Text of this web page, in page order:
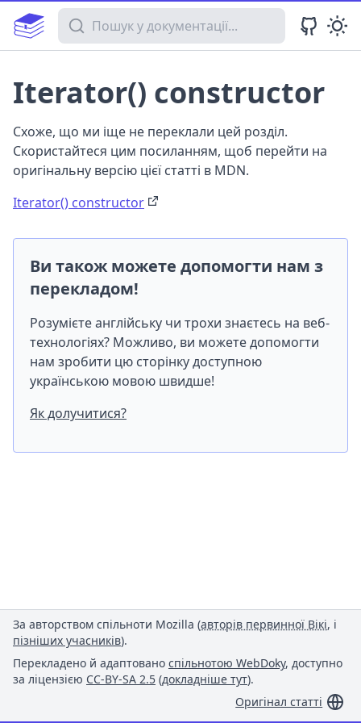
Пошук у документації
Iterator() constructor
Схоже, що ми іще не переклали цей розділ.
Скористайтеся цим посиланням, щоб перейти на
оригінальну версію цієї статті в MDN.
Iterator() constructor
Ви також можете допомогти нам з
перекладом!
Розумієте англійську чи трохи знаєтесь на веб-
технологіях? Можливо, ви можете допомогти
нам зробити цю сторінку доступною
українською мовою швидше!
Як долучитися?
За авторством спільноти Mozilla (авторів первинної Вікі, і
пізніших учасників).
Перекладено й адаптовано спільнотою WebDoky, доступно
за ліцензією CC-BY-SA 2.5 (докладніше тут).
Оригінал статті